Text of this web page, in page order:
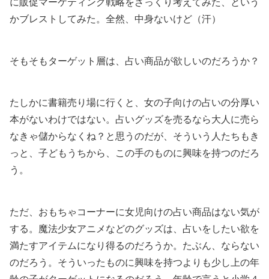
に販促マーケティング戦略をざっくり考えてみた、という
かブレストしてみた。全然、中身ないけど（汗）
そもそもターゲット層は、占い商品が欲しいのだろうか？
たしかに書籍売り場に行くと、女の子向けの占いの分厚い
本がないわけではない。占いグッズを売るなら大人に売ら
なきゃ儲からなくね？と思うのだが、そういう人たちもき
っと、子どもうちから、この手のものに興味を持つのだろ
う。
ただ、おもちゃコーナーに女児向けの占い商品はない気が
する。魔法少女アニメなどのグッズは、占いをしたい欲を
満たすアイテムになり得るのだろうか。たぶん、ならない
のだろう。そういったものに興味を持つよりも少し上の年